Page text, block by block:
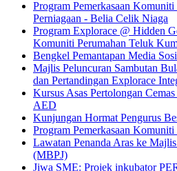
Program Pemerkasaan
Perniagaan - Belia Celik Niaga
Program Explorace @ Hidden
Komuniti Perumahan Teluk
Bengkel Pemantapan Media
Majlis Peluncuran Sambutan
dan Pertandingan Explorace
Kursus Asas Pertolongan
AED
Kunjungan Hormat Pengurus
Program Pemerkasaan
Lawatan Penanda Aras ke
(MBPJ)
Jiwa SME: Projek inkubator